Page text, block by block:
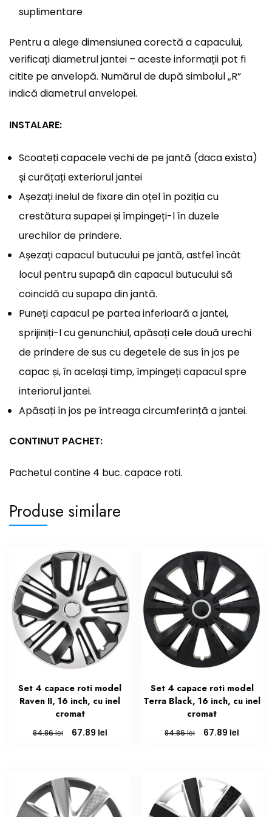
suplimentare
Pentru a alege dimensiunea corectă a capacului,
verificați diametrul jantei – aceste informații pot fi
citite pe anvelopă. Numărul de după simbolul „R”
indică diametrul anvelopei.
INSTALARE:
Scoateți capacele vechi de pe jantă (daca exista)
și curățați exteriorul jantei
Așezați inelul de fixare din oțel în poziția cu
crestătura supapei și împingeți-l în duzele
urechilor de prindere.
Așezați capacul butucului pe jantă, astfel încât
locul pentru supapă din capacul butucului să
coincidă cu supapa din jantă.
Puneți capacul pe partea inferioară a jantei,
sprijiniți-l cu genunchiul, apăsați cele două urechi
de prindere de sus cu degetele de sus în jos pe
capac și, în același timp, împingeți capacul spre
interiorul jantei.
Apăsați în jos pe întreaga circumferință a jantei.
CONTINUT PACHET:
Pachetul contine 4 buc. capace roti.
Produse similare
Set 4 capace roti model
Raven II, 16 inch, cu inel
cromat
84.86lei
Prețul
84.86 lei.
67.89 leiPrețul
Set 4 capace roti model
Terra Black, 16 inch, cu inel
cromat
84.86lei
Prețul
84.86 lei.
67.89 lei